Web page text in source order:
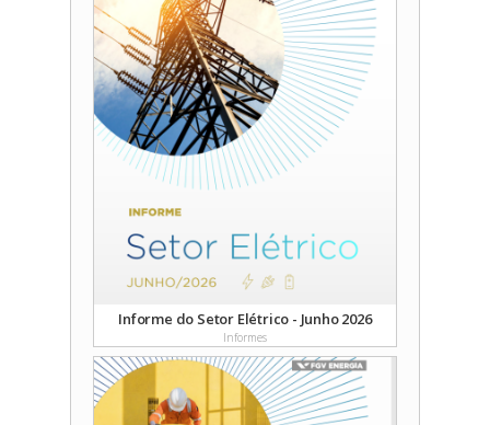
Licença na Foz do Amazonas: marco para a
sustentabilidade e a segurança energética
do Brasil
Autores: FGV Energia
Data:24/10/2025
O LONGO JUNHO DO ORIENTE MÉDIO:
Impactos do Conflito Irã-Israel no Setor de
O&G e Reflexões para o Brasil
Autores: Luiza Guitarrari e João Victor Marques
Data:
100 DIAS DE GOVERNO TRUMP E SEUS
IMPACTOS AO MERCADO DE ENERGIA
Autores: Luiza Guitarrari
A vulnerabilidade do Brasil aos fertilizantes
importados: uma análise da fragilidade por
nutrientes
Informe do Setor Elétrico - Junho 2026
Informes